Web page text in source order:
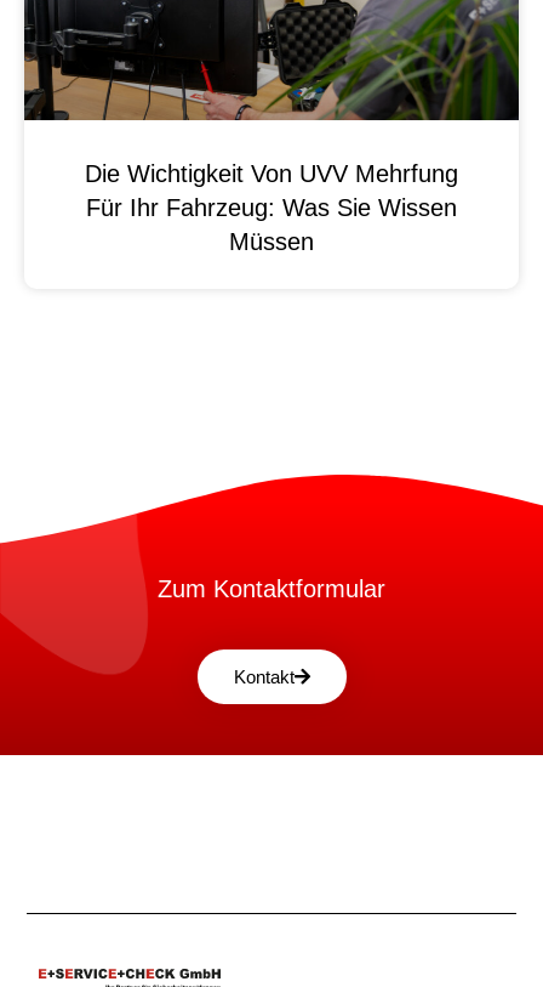
Die Wichtigkeit Von UVV Mehrfung
Für Ihr Fahrzeug: Was Sie Wissen
Müssen
Zum Kontaktformular
Kontakt